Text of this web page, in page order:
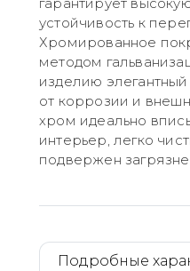
гарантирует
устойчивость к
Хромированное
методом
изделию
от коррозии и
хром идеально
интерьер, легко
подвержен
Подробные